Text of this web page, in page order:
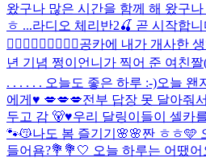
왔구나 많은 시간을 함께 해 왔구
ㅎ ...라디오 체리반2🍒 곧 시작합
🙋🏻‍♀️🙋🏻‍♀️🙋🏻‍♀️공카에 내가 개사한
년 기념 쩡이언니가 찍어 준 여친짤
. . . . . . 오늘도 좋은 하루 :-)오늘 왠
에게♥️ 💋💋💋전부 답장 못 달아줘
두고 감 🐻♥️우리 달링이들이 셀카
🐾😽나도 봄 즐기기🌸🌸짠 ㅎㅎ🩵
들어욤?💐 💐🤍 오늘 하루는 어땠어